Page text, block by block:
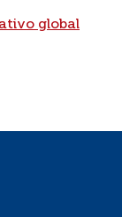
global